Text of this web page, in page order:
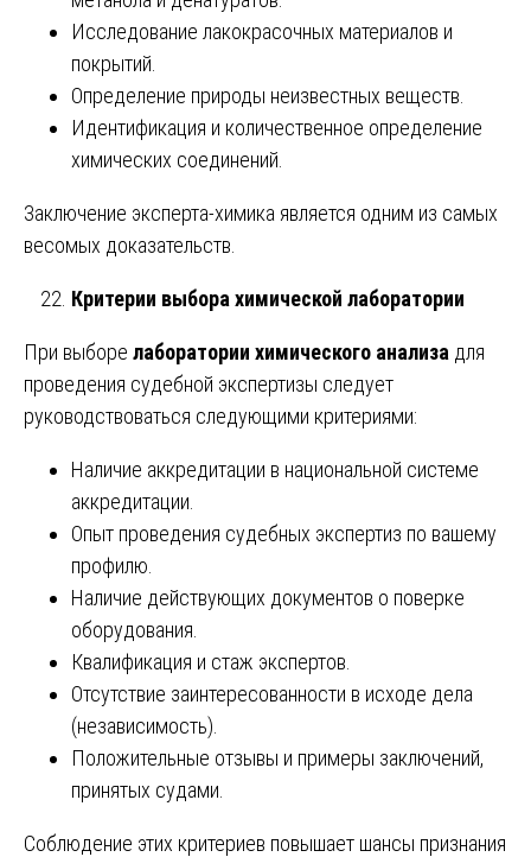
Исследование лакокрасочных материалов и
покрытий.
Определение природы неизвестных веществ.
Идентификация и количественное определение
химических соединений.
Заключение эксперта-химика является одним из самых
весомых доказательств.
Критерии выбора химической лаборатории
При выборе лаборатории химического анализа для
проведения судебной экспертизы следует
руководствоваться следующими критериями:
Наличие аккредитации в национальной системе
аккредитации.
Опыт проведения судебных экспертиз по вашему
профилю.
Наличие действующих документов о поверке
оборудования.
Квалификация и стаж экспертов.
Отсутствие заинтересованности в исходе дела
(независимость).
Положительные отзывы и примеры заключений,
принятых судами.
Соблюдение этих критериев повышает шансы признания